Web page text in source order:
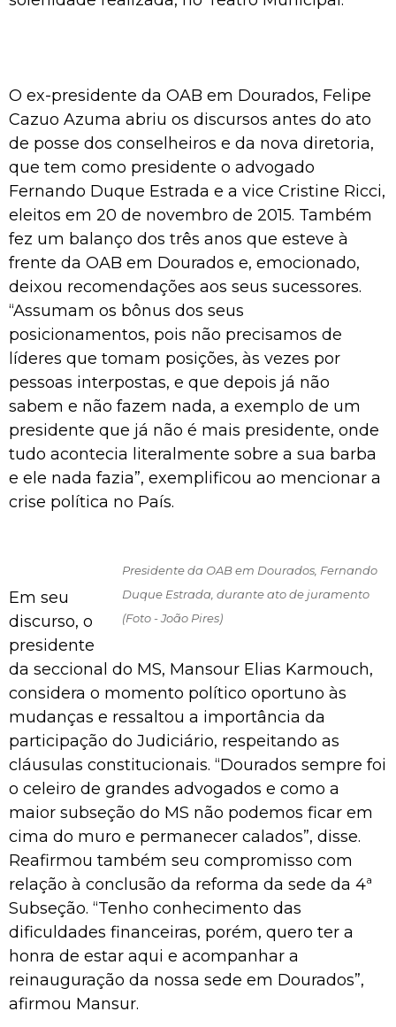
O ex-presidente da OAB em Dourados, Felipe
Cazuo Azuma abriu os discursos antes do ato
de posse dos conselheiros e da nova diretoria,
que tem como presidente o advogado
Fernando Duque Estrada e a vice Cristine Ricci,
eleitos em 20 de novembro de 2015. Também
fez um balanço dos três anos que esteve à
frente da OAB em Dourados e, emocionado,
deixou recomendações aos seus sucessores.
“Assumam os bônus dos seus
posicionamentos, pois não precisamos de
líderes que tomam posições, às vezes por
pessoas interpostas, e que depois já não
sabem e não fazem nada, a exemplo de um
presidente que já não é mais presidente, onde
tudo acontecia literalmente sobre a sua barba
e ele nada fazia”, exemplificou ao mencionar a
crise política no País.
Presidente da OAB em Dourados, Fernando
Duque Estrada, durante ato de juramento
(Foto - João Pires)
Em seu
discurso, o
presidente
da seccional do MS, Mansour Elias Karmouch,
considera o momento político oportuno às
mudanças e ressaltou a importância da
participação do Judiciário, respeitando as
cláusulas constitucionais. “Dourados sempre foi
o celeiro de grandes advogados e como a
maior subseção do MS não podemos ficar em
cima do muro e permanecer calados”, disse.
Reafirmou também seu compromisso com
relação à conclusão da reforma da sede da 4ª
Subseção. “Tenho conhecimento das
dificuldades financeiras, porém, quero ter a
honra de estar aqui e acompanhar a
reinauguração da nossa sede em Dourados”,
afirmou Mansur.